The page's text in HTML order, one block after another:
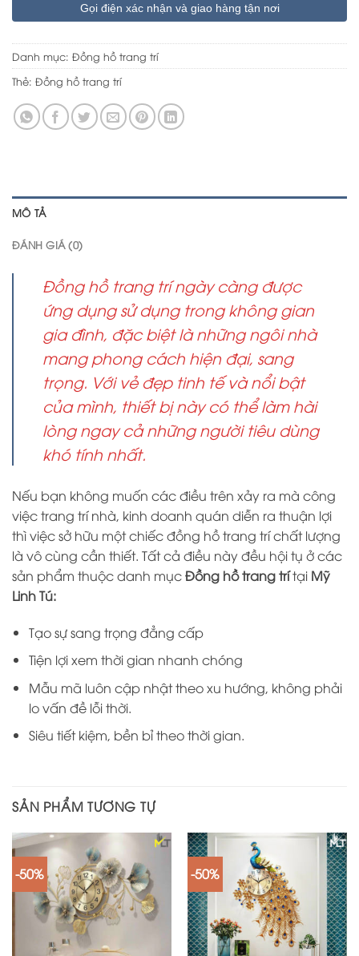
Gọi điện xác nhận và giao hàng tận nơi
Danh mục: Đồng hồ trang trí
Thẻ: Đồng hồ trang trí
MÔ TẢ
ĐÁNH GIÁ (0)
Đồng hồ trang trí ngày càng được
ứng dụng sử dụng trong không gian
gia đình, đặc biệt là những ngôi nhà
mang phong cách hiện đại, sang
trọng. Với vẻ đẹp tinh tế và nổi bật
của mình, thiết bị này có thể làm hài
lòng ngay cả những người tiêu dùng
khó tính nhất.
Nếu bạn không muốn các điều trên xảy ra mà công
việc trang trí nhà, kinh doanh quán diễn ra thuận lợi
thì việc sở hữu một chiếc đồng hồ trang trí chất lượng
là vô cùng cần thiết. Tất cả điều này đều hội tụ ở các
sản phẩm thuộc danh mụcĐồng hồ trang trítại Mỹ
Linh Tú:
Tạo sự sang trọng đẳng cấp
Tiện lợi xem thời gian nhanh chóng
Mẫu mã luôn cập nhật theo xu hướng, không phải
lo vấn đề lỗi thời.
Siêu tiết kiệm, bền bỉ theo thời gian.
SẢN PHẨM TƯƠNG TỰ
-50% -50%